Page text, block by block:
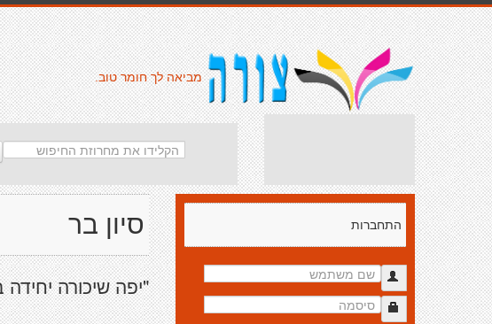
מביאה לך חומר טוב.
סיון בר
"יפה שיכורה
התחברות